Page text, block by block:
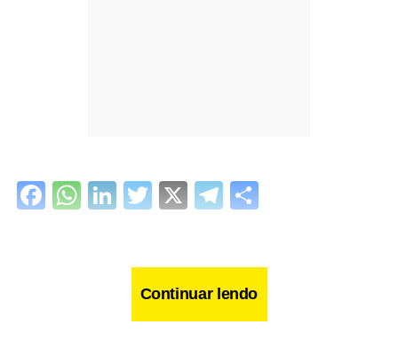
Facebook
WhatsApp
LinkedIn
Twitter
X Telegram
Continuar lendo